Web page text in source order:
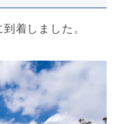
着しました。